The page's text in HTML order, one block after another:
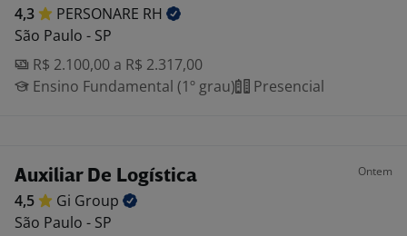
4,3 PERSONARE RH
São Paulo - SP
R$ 2.100,00 a R$ 2.317,00
Ensino Fundamental (1º grau)
Presencial
Auxiliar De Logística Ontem
4,5 Gi Group
São Paulo - SP